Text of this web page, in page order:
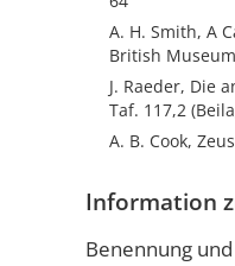
A. H. Smith, A
British
J. Raeder, Die
Taf. 117,2
A. B. Cook,
Information
Benennung